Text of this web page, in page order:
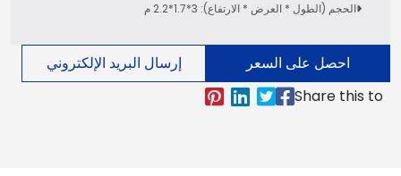
الحجم (الطول * العرض * الارتفاع): 3*1.7*2.2 م
احصل على السعر إرسال البريد الإلكتروني